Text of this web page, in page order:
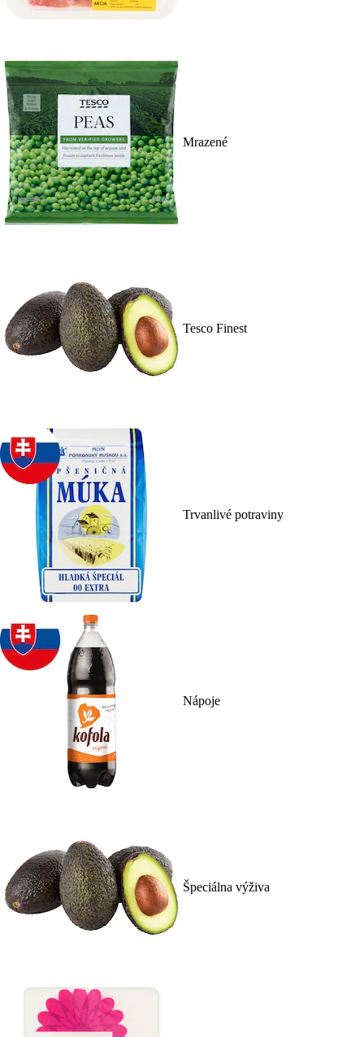
Mrazené
Tesco Finest
Trvanlivé potraviny
Nápoje
Špeciálna výživa